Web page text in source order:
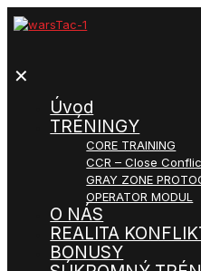
✕
Úvod
TRÉNINGY
CORE TRAINING
CCR – Close
GRAY ZONE
OPERATOR MODUL
O NÁS
REALITA
BONUSY